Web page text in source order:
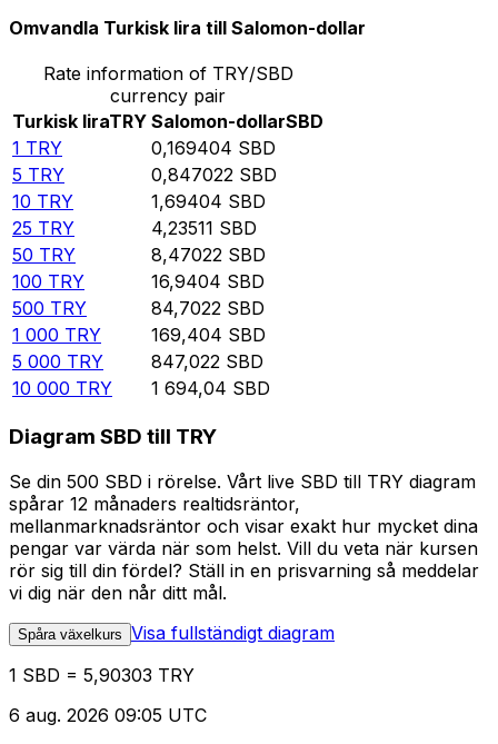
Omvandla Turkisk lira till Salomon-dollar
Rate information of TRY/SBD
currency pair
Turkisk liraTRY Salomon-dollarSBD
1 TRY 0,169404 SBD
5 TRY 0,847022 SBD
10 TRY 1,69404 SBD
25 TRY 4,23511 SBD
50 TRY 8,47022 SBD
100 TRY 16,9404 SBD
500 TRY 84,7022 SBD
1 000 TRY 169,404 SBD
5 000 TRY 847,022 SBD
10 000 TRY 1 694,04 SBD
Diagram SBD till TRY
Se din 500 SBD i rörelse. Vårt live SBD till TRY diagram
spårar 12 månaders realtidsräntor,
mellanmarknadsräntor och visar exakt hur mycket dina
pengar var värda när som helst. Vill du veta när kursen
rör sig till din fördel? Ställ in en prisvarning så meddelar
vi dig när den når ditt mål.
Spåra växelkurs Visa fullständigt diagram
1 SBD = 5,90303 TRY
6 aug. 2026 09:05 UTC